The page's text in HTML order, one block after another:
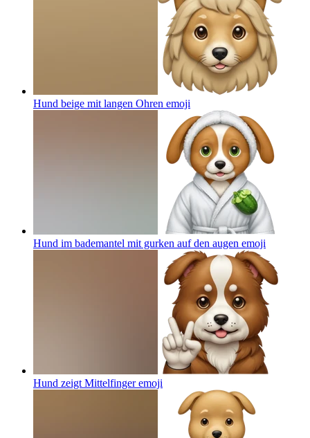
Hund beige mit langen Ohren emoji
Hund im bademantel mit gurken auf den augen emoji
Hund zeigt Mittelfingeremoji